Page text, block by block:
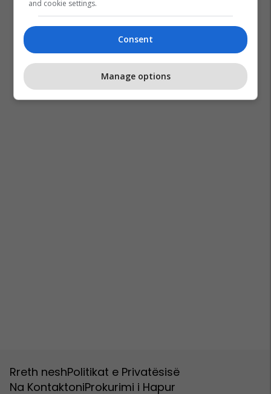
Rreth neshPolitikat e Privatësisë
Na KontaktoniProkurimi i Hapur
and cookie settings.
Consent
Manage options